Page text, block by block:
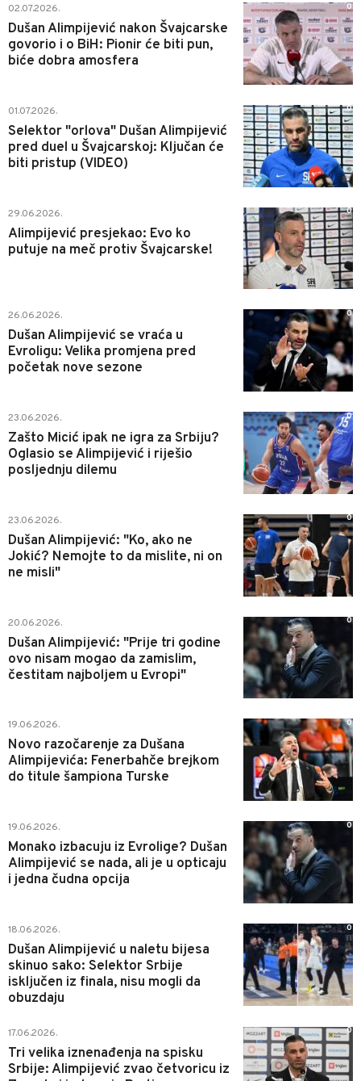
02.07.2026.
Dušan Alimpijević nakon Švajcarske
govorio i o BiH: Pionir će biti pun,
biće dobra amosfera
0
01.07.2026.
Selektor "orlova" Dušan Alimpijević
pred duel u Švajcarskoj: Ključan će
biti pristup (VIDEO)
0
29.06.2026.
Alimpijević presjekao: Evo ko
putuje na meč protiv Švajcarske!
0
26.06.2026.
Dušan Alimpijević se vraća u
Evroligu: Velika promjena pred
početak nove sezone
0
23.06.2026.
Zašto Micić ipak ne igra za Srbiju?
Oglasio se Alimpijević i riješio
posljednju dilemu
0
23.06.2026.
Dušan Alimpijević: "Ko, ako ne
Jokić? Nemojte to da mislite, ni on
ne misli"
0
20.06.2026.
Dušan Alimpijević: "Prije tri godine
ovo nisam mogao da zamislim,
čestitam najboljem u Evropi"
0
19.06.2026.
Novo razočarenje za Dušana
Alimpijevića: Fenerbahče brejkom
do titule šampiona Turske
0
19.06.2026.
Monako izbacuju iz Evrolige? Dušan
Alimpijević se nada, ali je u opticaju
i jedna čudna opcija
0
18.06.2026.
Dušan Alimpijević u naletu bijesa
skinuo sako: Selektor Srbije
isključen iz finala, nisu mogli da
obuzdaju
0
17.06.2026.
Tri velika iznenađenja na spisku
Srbije: Alimpijević zvao četvoricu iz
0